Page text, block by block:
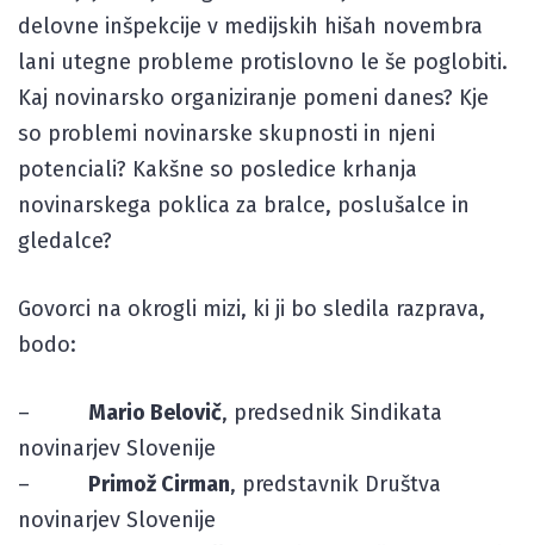
delovne inšpekcije v medijskih hišah novembra
lani utegne probleme protislovno le še poglobiti.
Kaj novinarsko organiziranje pomeni danes? Kje
so problemi novinarske skupnosti in njeni
potenciali? Kakšne so posledice krhanja
novinarskega poklica za bralce, poslušalce in
gledalce?
Govorci na okrogli mizi, ki ji bo sledila razprava,
bodo:
– Mario Belovič, predsednik Sindikata
novinarjev Slovenije
–
Primož Cirman, predstavnik Društva
novinarjev Slovenije